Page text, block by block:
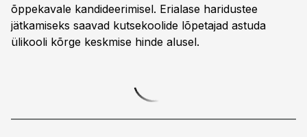
õppekavale kandideerimisel. Erialase haridustee
jätkamiseks saavad kutsekoolide lõpetajad astuda
ülikooli kõrge keskmise hinde alusel.